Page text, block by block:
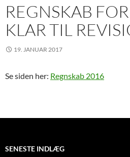
REGNSKAB
KLAR TIL
19. JANUAR 2017
Se siden her: Regnskab 2016
SENESTE INDLÆG